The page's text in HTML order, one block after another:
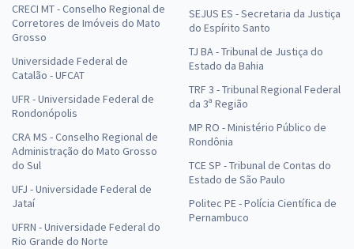
CRECI MT - Conselho Regional de
Corretores de Imóveis do Mato
Grosso
Universidade Federal de
Catalão - UFCAT
UFR - Universidade Federal de
Rondonópolis
CRA MS - Conselho Regional de
Administração do Mato Grosso
do Sul
UFJ - Universidade Federal de
Jataí
UFRN - Universidade Federal do
Rio Grande do Norte
SEJUS ES - Secretaria da Justiça
do Espírito Santo
TJ BA - Tribunal de Justiça do
Estado da Bahia
TRF 3 - Tribunal Regional Federal
da 3ª Região
MP RO - Ministério Público de
Rondônia
TCE SP - Tribunal de Contas do
Estado de São Paulo
Politec PE - Polícia Científica de
Pernambuco